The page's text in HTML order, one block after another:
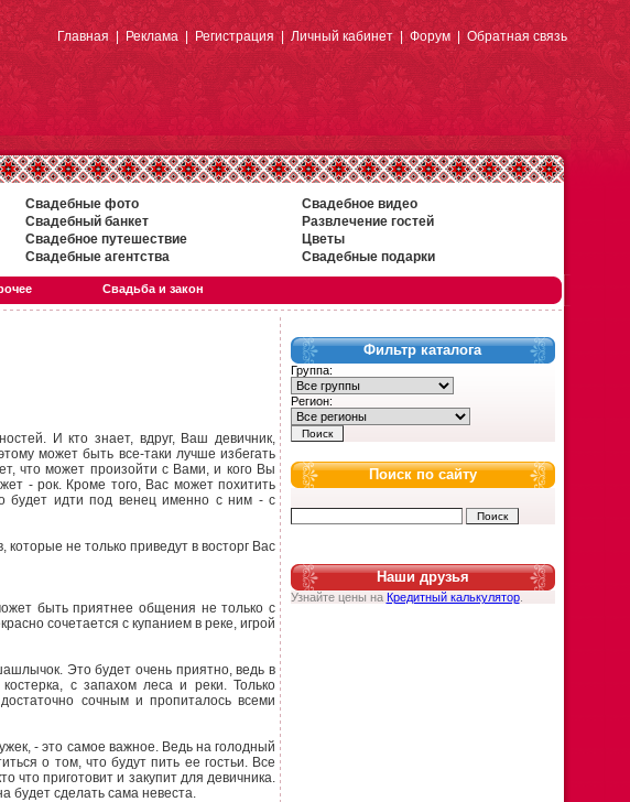
Главная|Реклама|Регистрация| Личный кабинет|Форум| Обратная связь
Свадебные фото
Свадебное видео
Свадебный банкет
Развлечение гостей
Свадебное путешествие
Цветы
Свадебные агентства Свадебные подарки
Свадьба и закон
И кто знает, вдруг, Ваш девичник,
может быть все-таки лучше избегать
что может произойти с Вами, и кого Вы
- рок. Кроме того, Вас может похитить
будет идти под венец именно с ним - с
не только приведут в восторг Вас
быть приятнее общения не только с
сочетается с купанием в реке, игрой
Это будет очень приятно, ведь в
с запахом леса и реки. Только
сочным и пропиталось всеми
- это самое важное. Ведь на голодный
о том, что будут пить ее гостьи. Все
что приготовит и закупит для девичника.
будет сделать сама невеста.
Фильтр каталога
Группа:
Регион:
Поиск по сайту
Наши друзья
Узнайте цены на Кредитный калькулятор.